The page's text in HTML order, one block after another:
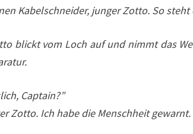
Kabelschneider, junger Zotto. So steht
blickt vom Loch auf und nimmt das
Captain?”
Zotto. Ich habe die Menschheit